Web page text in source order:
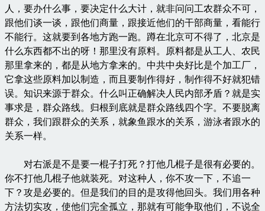
人，要办什么事，要决定什么大计，就非问问工农群众不可，
跟他们谈一谈，跟他们商量，跟接近他们的干部商量，看能行
不能行。这就要到各地方跑一跑。蹲在北京可不得了，北京是
什么东西都不出的呀！那里没有原料。原料都是从工人、农民
那里拿来的，都是从地方拿来的。中共中央好比是个加工厂，
它拿这些原料加以制造，而且要制作得好，制作得不好就犯错
误。知识来源于群众。什么叫正确解决人民内部矛盾？就是实
事求是，群众路线。归根到底就是群众路线四个字。不要脱离
群众，我们跟群众的关系，就象鱼跟水的关系，游泳者跟水的
关系一样。
对右派是不是要一棍子打死？打他几棍子是很有必要的。
你不打他几棍子他就装死。对这种人，你不攻一下，不追一
下？攻是必要的。但是我们的目的是攻得他回头。我们用各种
方法切实攻，使他们完全孤立，那就有可能争取他们，不说全